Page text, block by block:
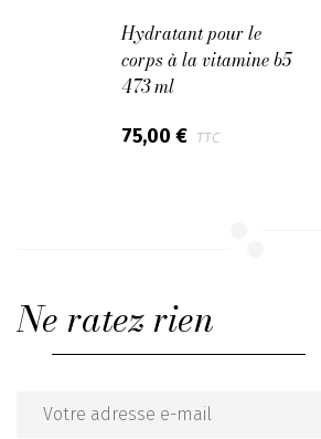
Hydratant pour le
corps à la vitamine b5
473 ml
75,00 € TTC
Ne ratez rien
Email